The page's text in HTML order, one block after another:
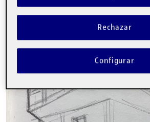
Rechazar
Configurar